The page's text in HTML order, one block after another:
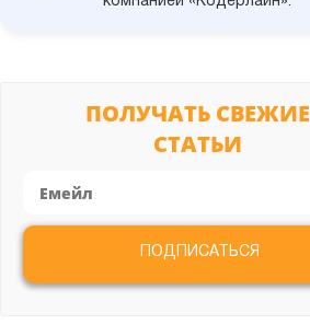
ПОЛУЧАТЬ СВЕЖИЕ
СТАТЬИ
ПОДПИСАТЬСЯ